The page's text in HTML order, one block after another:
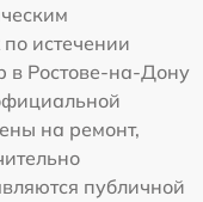
истечении
в Ростове-на-Дону
на ремонт,
публичной